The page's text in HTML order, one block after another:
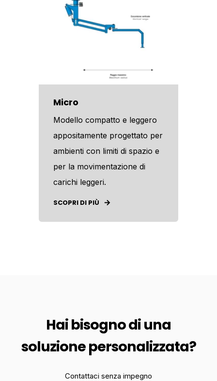
Micro
Modello compatto e leggero
appositamente progettato per
ambienti con limiti di spazio e
per la movimentazione di
carichi leggeri.
SCOPRI DI PIÙ
Hai bisogno di una
soluzione personalizzata?
Contattaci senza impegno